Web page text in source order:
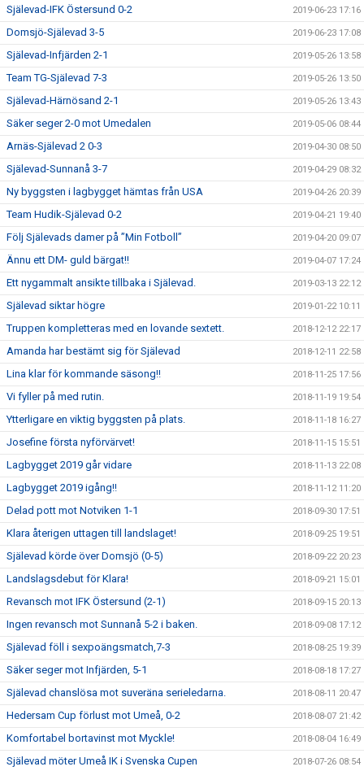
Själevad-IFK Östersund 0-2 2019-06-23 17:16
Domsjö-Själevad 3-5 2019-06-23 17:08
Själevad-Infjärden 2-1 2019-05-26 13:58
Team TG-Själevad 7-3 2019-05-26 13:50
Själevad-Härnösand 2-1 2019-05-26 13:43
Säker seger 2-0 mot Umedalen 2019-05-06 08:44
Arnäs-Själevad 2 0-3 2019-04-30 08:50
Själevad-Sunnanå 3-7 2019-04-29 08:32
Ny byggsten i lagbygget hämtas från USA 2019-04-26 20:39
Team Hudik-Själevad 0-2 2019-04-21 19:40
Följ Själevads damer på ”Min Fotboll” 2019-04-20 09:07
Ännu ett DM- guld bärgat!! 2019-04-07 17:24
Ett nygammalt ansikte tillbaka i Själevad. 2019-03-13 22:12
Själevad siktar högre 2019-01-22 10:11
Truppen kompletteras med en lovande sextett. 2018-12-12 22:17
Amanda har bestämt sig för Själevad 2018-12-11 22:58
Lina klar för kommande säsong!! 2018-11-25 17:56
Vi fyller på med rutin. 2018-11-19 19:54
Ytterligare en viktig byggsten på plats. 2018-11-18 16:27
Josefine första nyförvärvet! 2018-11-15 15:51
Lagbygget 2019 går vidare 2018-11-13 22:08
Lagbygget 2019 igång!! 2018-11-12 11:20
Delad pott mot Notviken 1-1 2018-09-30 17:51
Klara återigen uttagen till landslaget! 2018-09-25 19:51
Själevad körde över Domsjö (0-5) 2018-09-22 20:23
Landslagsdebut för Klara! 2018-09-21 15:01
Revansch mot IFK Östersund (2-1) 2018-09-15 20:13
Ingen revansch mot Sunnanå 5-2 i baken. 2018-09-08 17:12
Själevad föll i sexpoängsmatch,7-3 2018-08-25 19:39
Säker seger mot Infjärden, 5-1 2018-08-18 17:27
Själevad chanslösa mot suveräna serieledarna. 2018-08-11 20:47
Hedersam Cup förlust mot Umeå, 0-2 2018-08-07 21:42
Komfortabel bortavinst mot Myckle! 2018-08-04 16:49
Själevad möter Umeå IK i Svenska Cupen 2018-07-26 08:54